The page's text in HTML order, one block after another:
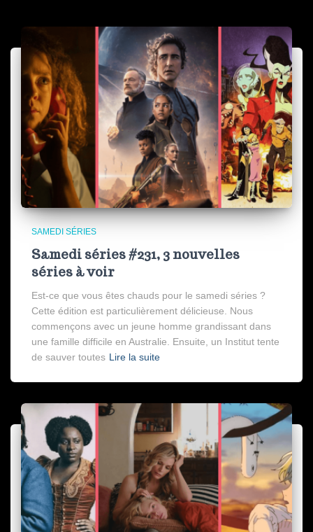
SAMEDI SÉRIES
Samedi séries #231, 3 nouvelles
séries à voir
Est-ce que vous êtes chauds pour le samedi séries ?
Cette édition est particulièrement délicieuse. Nous
commençons avec un jeune homme grandissant dans
une famille difficile en Australie. Ensuite, un Institut tente
de sauver toutes Lire la suite